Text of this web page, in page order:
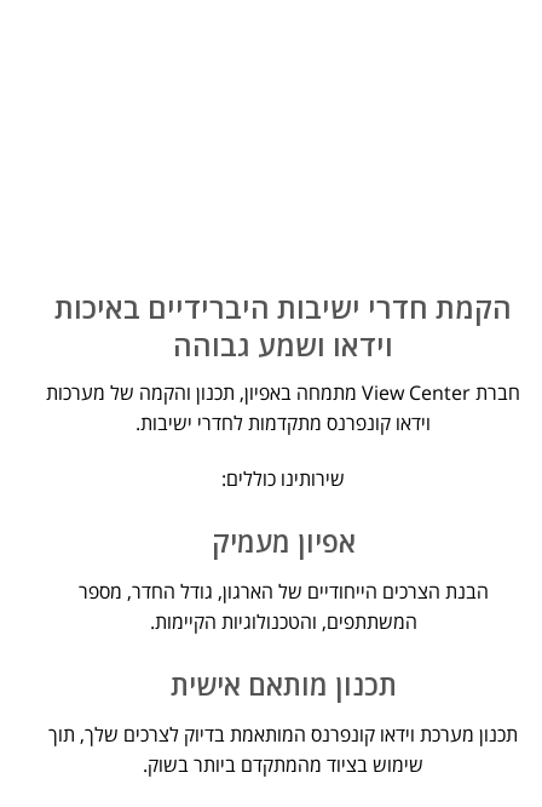
הקמת חדרי ישיבות היברידיים באיכות
וידאו ושמע גבוהה
חברת View Center מתמחה באפיון, תכנון והקמה של מערכות
וידאו קונפרנס מתקדמות לחדרי ישיבות.
שירותינו כוללים:
אפיון מעמיק
הבנת הצרכים הייחודיים של הארגון, גודל החדר, מספר
המשתתפים, והטכנולוגיות הקיימות.
תכנון מותאם אישית
תכנון מערכת וידאו קונפרנס המותאמת בדיוק לצרכים שלך, תוך
שימוש בציוד מהמתקדם ביותר בשוק.